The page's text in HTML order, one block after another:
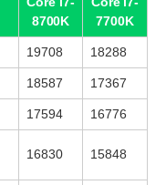
8700K
7700K
19708 18288
18587 17367
17594 16776
16830 15848